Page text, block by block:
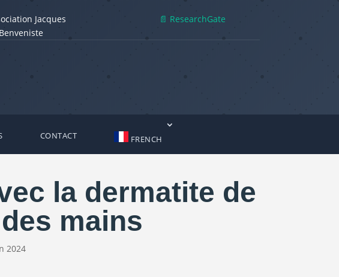
Jacques
Benveniste
📄 ResearchGate
CONTACT FRENCH
la dermatite de
mains
2024